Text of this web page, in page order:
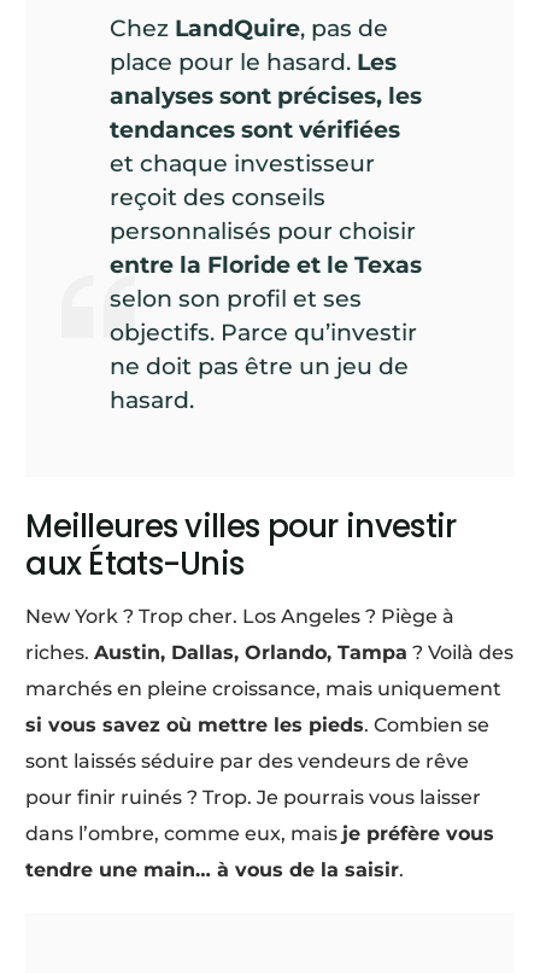
Chez LandQuire, pas de
place pour le hasard. Les
analyses sont précises, les
tendances sont vérifiées
et chaque investisseur
reçoit des conseils
personnalisés pour choisir
entre la Floride et le Texas
selon son profil et ses
objectifs. Parce qu’investir
ne doit pas être un jeu de
hasard.
Meilleures villes pour investir
aux États-Unis
New York ? Trop cher. Los Angeles ? Piège à
riches.Austin, Dallas, Orlando, Tampa ? Voilà des
marchés en pleine croissance, mais uniquement
si vous savez où mettre les pieds. Combien se
sont laissés séduire par des vendeurs de rêve
pour finir ruinés ? Trop. Je pourrais vous laisser
dans l’ombre, comme eux, mais je préfère vous
tendre une main… à vous de la saisir.